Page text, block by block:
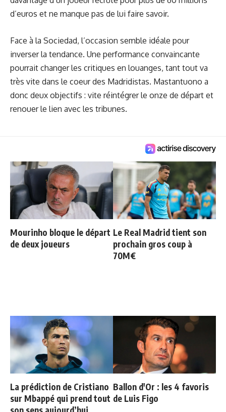
d’euros et ne manque pas de lui faire savoir.
Face à la Sociedad, l’occasion semble idéale pour
inverser la tendance. Une performance convaincante
pourrait changer les critiques en louanges, tant tout va
très vite dans le coeur des Madridistas. Mastantuono a
donc deux objectifs : vite réintégrer le onze de départ et
renouer le lien avec les tribunes.
Mourinho bloque le départ
de deux joueurs
Le Real Madrid tient son
prochain gros coup à
70M€
La prédiction de Cristiano
sur Mbappé qui prend tout
Ballon d'Or : les 4 favoris
de Luis Figo